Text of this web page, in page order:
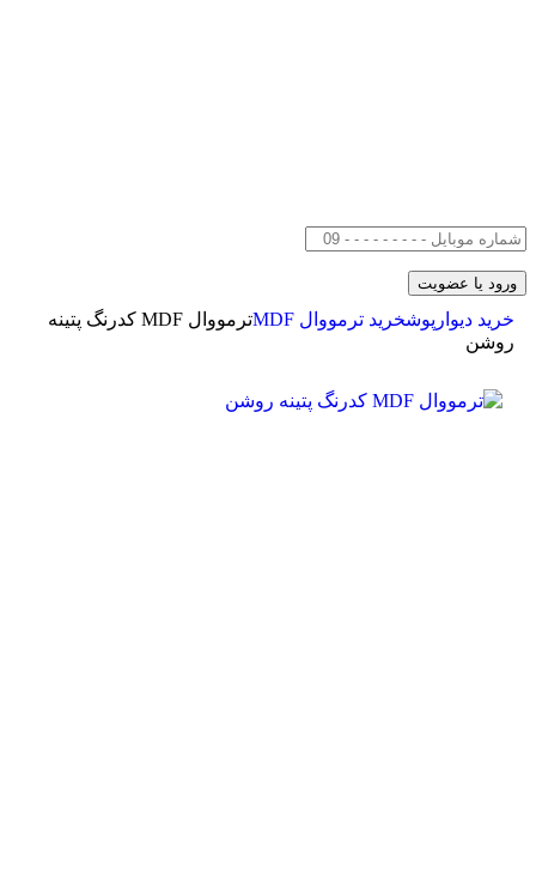
خرید دیوارپوشخرید ترمووال MDF
ترمووال MDF کدرنگ پتینه
روشن